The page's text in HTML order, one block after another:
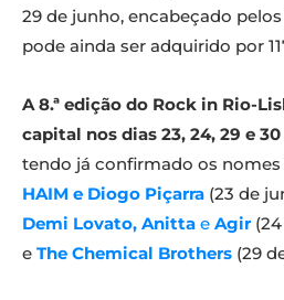
29 de junho, encabeçado pelos
pode ainda ser adquirido por
A 8.ª edição do Rock in Rio-
capital nos dias 23, 24, 29 e
tendo já confirmado os nomes
HAIM e Diogo Piçarra (23 de
Demi Lovato, Anitta e Agir(24
e The Chemical Brothers (29